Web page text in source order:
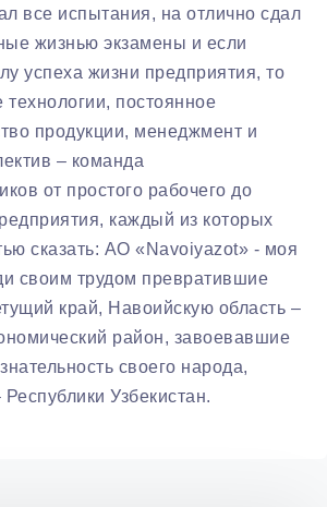
все испытания, на отлично сдал
жизнью экзамены и если
успеха жизни предприятия, то
технологии, постоянное
продукции, менеджмент и
– команда
от простого рабочего до
каждый из которых
сказать: АО «Navoiyazot» - моя
своим трудом превратившие
край, Навоийскую область –
район, завоевавшие
своего народа,
Узбекистан.